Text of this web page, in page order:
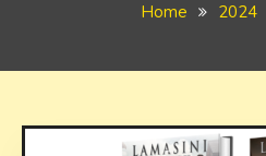
Home 2024